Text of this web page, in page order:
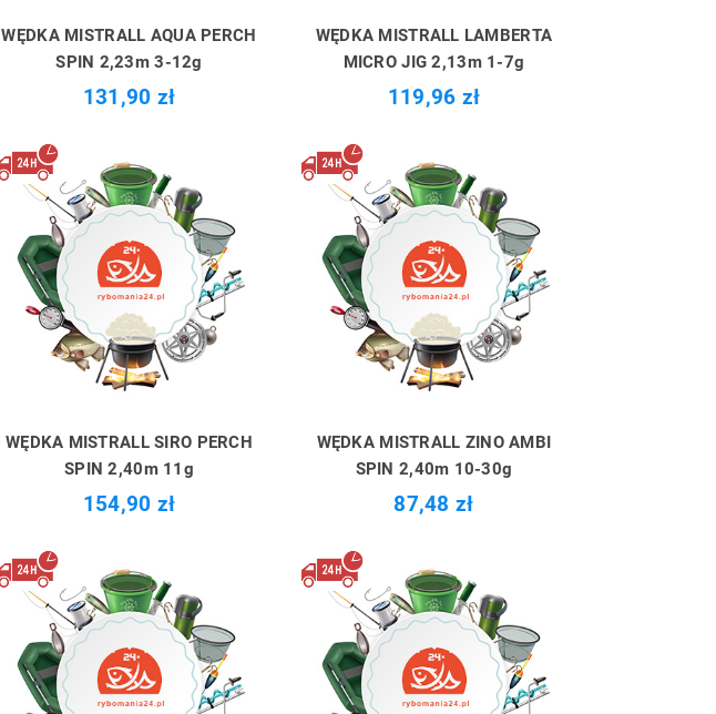
WĘDKA MISTRALL AQUA PERCH
SPIN 2,23m 3-12g
131,90 zł
WĘDKA MISTRALL LAMBERTA
MICRO JIG 2,13m 1-7g
119,96 zł
WĘDKA MISTRALL SIRO PERCH
SPIN 2,40m 11g
154,90 zł
WĘDKA MISTRALL ZINO AMBI
SPIN 2,40m 10-30g
87,48 zł